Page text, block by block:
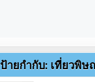
ป้ายกำกับ: เที่ยวพิษ